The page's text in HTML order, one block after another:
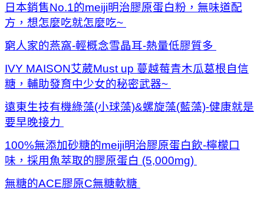
日本銷售No.1的meiji明治膠原蛋白粉，無味道配
方，想怎麼吃就怎麼吃~
窮人家的燕窩-輕概念雪晶耳-熱量低膠質多
IVY MAISON艾葳Must up 蔓越莓青木瓜葛根自信
糖，輔助發育中少女的秘密武器~
遠東生技有機綠藻(小球藻)&螺旋藻(藍藻)-健康就是
要早晚接力
100%無添加砂糖的meiji明治膠原蛋白飲-檸檬口
味，採用魚萃取的膠原蛋白 (5,000mg)
無糖的ACE膠原C無糖軟糖